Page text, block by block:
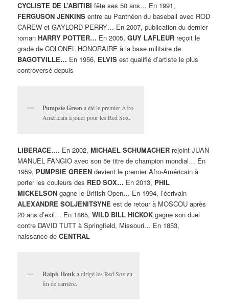
CYCLISTE DE L’ABITIBI fête ses 50 ans… En 1991,
FERGUSON JENKINS entre au Panthéon du baseball avec ROD
CAREW et GAYLORD PERRY… En 2007, publication du dernier
romanHARRY POTTER… En 2005,GUY LAFLEUR reçoit le
grade de COLONEL HONORAIRE à la base militaire de
BAGOTVILLE… En 1956, ELVIS est qualifié d’artiste le plus
controversé depuis
Pumpsie Green a été le premier Afro-
Américain à jouer pour les Red Sox.
LIBERACE…. En 2002,MICHAEL SCHUMACHER rejoint JUAN
MANUEL FANGIO avec son 5e titre de champion mondial… En
1959, PUMPSIE GREEN devient le premier Afro-Américain à
porter les couleurs des RED SOX… En 2013, PHIL
MICKELSON gagne le British Open… En 1994, l’écrivain
ALEXANDRE SOLJENITSYNE est de retour à MOSCOU après
20 ans d’exil… En 1865,WILD BILL HICKOK gagne son duel
contre DAVID TUTT à Springfield, Missouri… En 1853,
naissance deCENTRAL
Ralph Houka dirigé les Red Sox en
fin de carrière.